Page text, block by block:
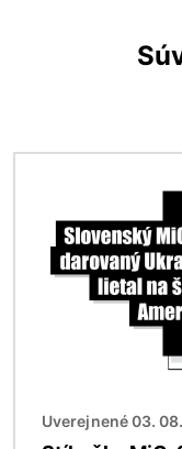
Uverejnené 03.